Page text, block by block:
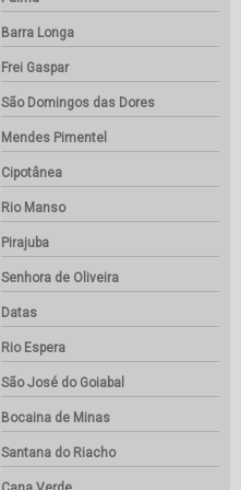
Barra Longa
Frei Gaspar
São Domingos das Dores
Mendes Pimentel
Cipotânea
Rio Manso
Pirajuba
Senhora de Oliveira
Datas
Rio Espera
São José do Goiabal
Bocaina de Minas
Santana do Riacho